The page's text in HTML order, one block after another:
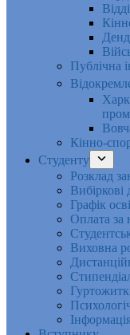
Публічна
Кінно-
Студенту
Розклад
Вибіркові
Графік
Оплата за
Виховна